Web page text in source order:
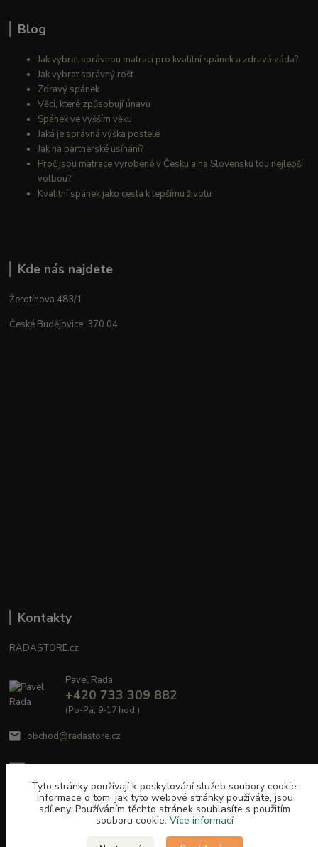
Blog
Jak vybrat správnou matraci pro kvalitní spánek a zdravá záda?
Jak vybrat správný rošt
Zdravý spánek
Věci, které způsobují únavu
Spánek ve vyšším věku
Jaká je správná výška postele
Jak na partnerské usínání?
Proč jsou matrace vyrobené v Česku a na Slovensku tou nejlepší
volbou?
Kvalitní spánek jako cesta k lepšímu životu
Kde nás najdete
Žerotínova 483/1
České Budějovice, 370 04
Kontakty
RADASTORE.cz
Pavel Rada
+420 733 309 882
(Po-Pá, 9-17 hod.)
obchod@radastore.cz
Tyto stránky používají k poskytování služeb soubory cookie.
Informace o tom, jak tyto webové stránky používáte, jsou
sdíleny. Používáním těchto stránek souhlasíte s použitím
souboru cookie. Více informací